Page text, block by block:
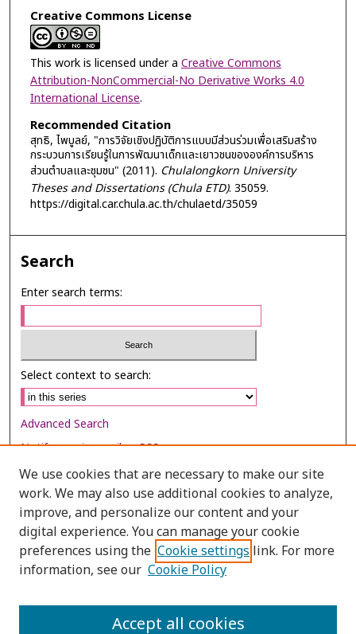
Creative Commons License
This work is licensed under a Creative Commons
Attribution-NonCommercial-No Derivative Works 4.0
International License.
Recommended Citation
สุทธิ, ไพบูลย์, "การวิจัยเชิงปฏิบัติการแบบมีส่วนร่วมเพื่อเสริมสร้าง
กระบวนการเรียนรู้ในการพัฒนาเด็กและเยาวชนขององค์การบริหาร
ส่วนตำบลและชุมชน" (2011). Chulalongkorn University
Theses and Dissertations (Chula ETD). 35059.
https://digital.car.chula.ac.th/chulaetd/35059
Search
Enter search terms:
Select context to search:
Advanced Search
Notify me via email orRSS
Browse
Collections
Disciplines
Authors
We use cookies that are necessary to make our site
work. We may also use additional cookies to analyze,
improve, and personalize our content and your
digital experience. You can manage your cookie
preferences using the Cookie settings link. For more
information, see our Cookie Policy
Accept all cookies